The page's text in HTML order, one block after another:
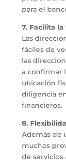
para el
7. Facilita
Las
fáciles de
las
a confirmar
ubicación
diligencia
financieros.
8.
Además de
muchos
de servicios